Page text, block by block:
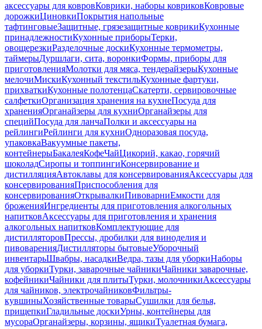
аксессуары для ковровКоврики, наборы ковриковКовровые
дорожкиЦиновкиПокрытия напольные
тафтинговыеЗащитные, грязезащитные коврикиКухонные
принадлежностиКухонные приборыТерки,
овощерезкиРазделочные доскиКухонные термометры,
таймерыДуршлаги, сита, воронкиФормы, приборы для
приготовленияМолотки для мяса, тендерайзерыКухонные
мелочиМискиКухонный текстильКухонные фартуки,
прихваткиКухонные полотенцаСкатерти, сервировочные
салфеткиОрганизация хранения на кухнеПосуда для
храненияОрганайзеры для кухниОрганайзеры для
специйПосуда для ланчаПолки и аксессуары на
рейлингиРейлинги для кухниОдноразовая посуда,
упаковкаВакуумные пакеты,
контейнерыБакалеяКофеЧайЦикорий, какао, горячий
шоколадСиропы и топпингиКонсервирование и
дистилляцияАвтоклавы для консервированияАксессуары для
консервированияПриспособления для
консервированияОткрывалкиПивоварниЕмкости для
броженияИнгредиенты для приготовления алкогольных
напитковАксессуары для приготовления и хранения
алкогольных напитковКомплектующие для
дистилляторовПрессы, дробилки для виноделия и
пивоваренияДистилляторы бытовыеУборочный
инвентарьШвабры, насадкиВедра, тазы для уборкиНаборы
для уборкиТурки, заварочные чайникиЧайники заварочные,
кофейникиЧайники для плитыТурки, молочникиАксессуары
для чайников, электрочайниковФильтры-
кувшиныХозяйственные товарыСушилки для белья,
прищепкиГладильные доскиУрны, контейнеры для
мусораОрганайзеры, корзины, ящикиТуалетная бумага,